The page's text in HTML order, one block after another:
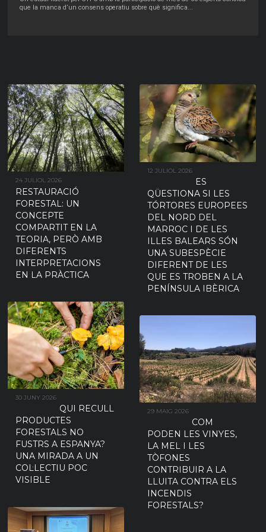
que la manca d’un consens operatiu sobre què significa...
QUE ES TROBEN A LA
24 JULIOL 2026
RESTAURACIÓ
FORESTAL: UN
CONCEPTE
COMPARTIT EN LA
TEORIA, PERÒ AMB
DIFERENTS
INTERPRETACIONS
EN LA PRÀCTICA
12 JULIOL 2026
ES
QÜESTIONA SI LES
TÓRTORES EUROPEES
DEL NORD DEL
MARROC I DE LES
ILLES BALEARS SÓN
UNA SUBESPÈCIE
DIFERENT DE LES
QUE ES TROBEN A LA
PENÍNSULA IBÈRICA
30 JUNY 2026
QUI RECULL
PRODUCTES
FORESTALS NO
FUSTRS A ESPANYA?
UNA MIRADA A UN
COL·LECTIU POC
VISIBLE
29 MAIG 2026
COM
PODEN LES VINYES,
LA MEL I LES
TÒFONES
CONTRIBUIR A LA
LLUITA CONTRA ELS
INCENDIS
FORESTALS?